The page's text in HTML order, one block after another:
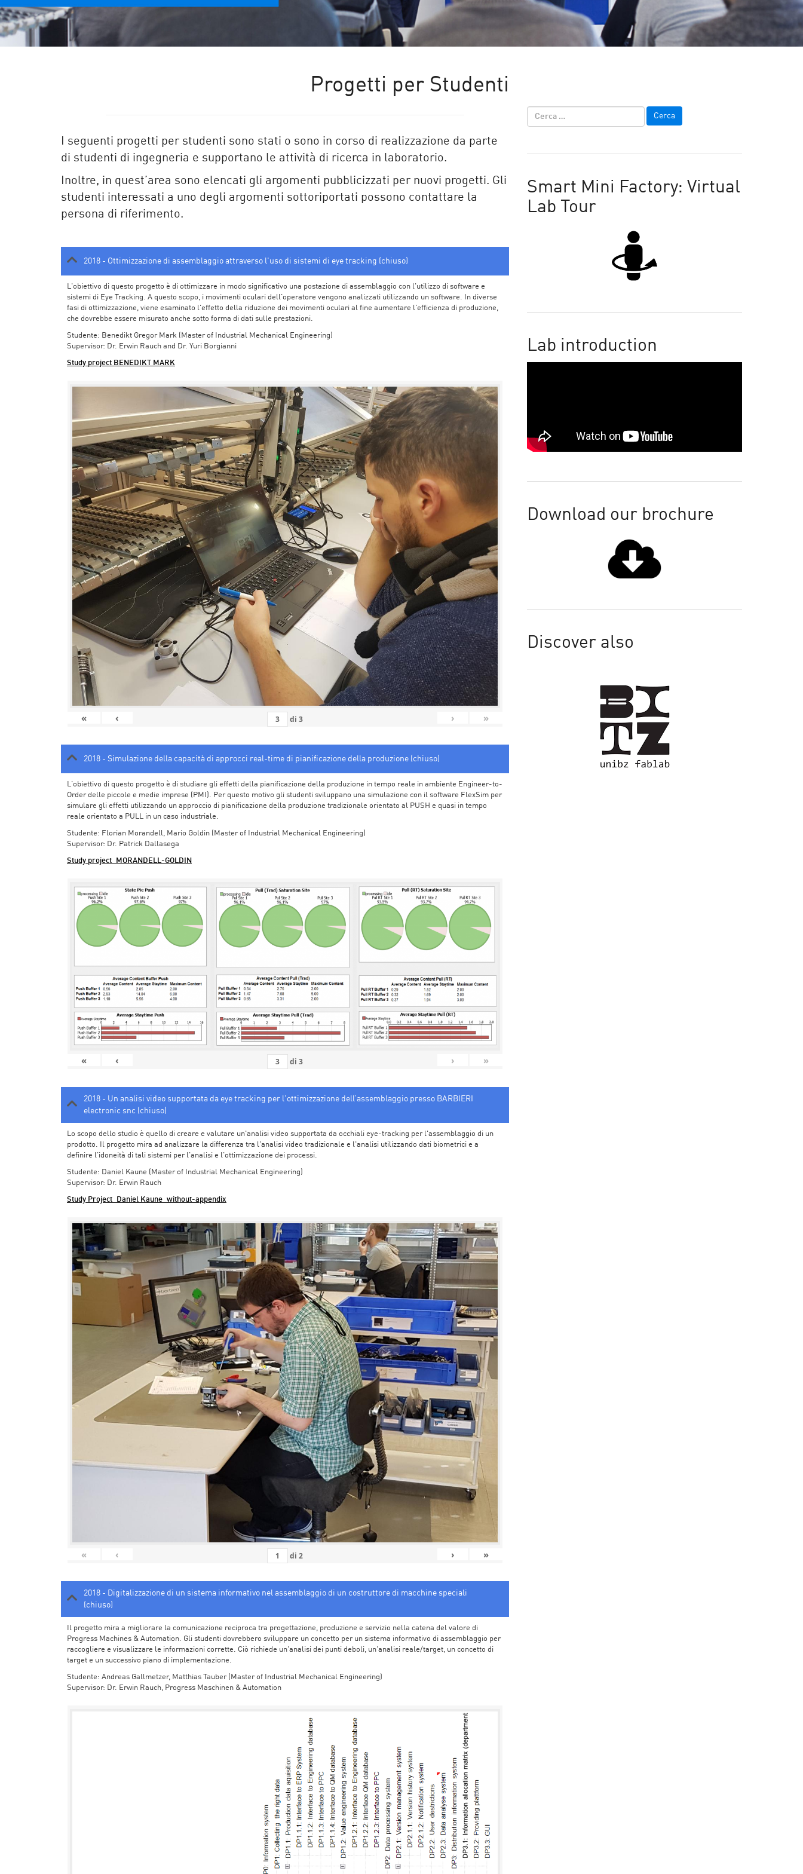
Progetti per Studenti
I seguenti progetti per studenti sono stati o sono in corso di realizzazione da parte
di studenti di ingegneria e supportano le attività di ricerca in laboratorio.
Inoltre, in quest’area sono elencati gli argomenti pubblicizzati per nuovi progetti. Gli
studenti interessati a uno degli argomenti sottoriportati possono contattare la
persona di riferimento.
2018 - Ottimizzazione di assemblaggio attraverso l'uso di sistemi di eye tracking (chiuso)
L'obiettivo di questo progetto è di ottimizzare in modo significativo una postazione di assemblaggio con l'utilizzo di software e
sistemi di Eye Tracking. A questo scopo, i movimenti oculari dell'operatore vengono analizzati utilizzando un software. In diverse
fasi di ottimizzazione, viene esaminato l'effetto della riduzione dei movimenti oculari al fine aumentare l'efficienza di produzione,
che dovrebbe essere misurato anche sotto forma di dati sulle prestazioni.
Studente: Benedikt Gregor Mark (Master of Industrial Mechanical Engineering)
Supervisor: Dr. Erwin Rauch and Dr. Yuri Borgianni
Study project BENEDIKT MARK
« ‹ di 3 › »
2018 - Simulazione della capacità di approcci real-time di pianificazione della produzione (chiuso)
L'obiettivo di questo progetto è di studiare gli effetti della pianificazione della produzione in tempo reale in ambiente Engineer-to-
Order delle piccole e medie imprese (PMI). Per questo motivo gli studenti sviluppano una simulazione con il software FlexSim per
simulare gli effetti utilizzando un approccio di pianificazione della produzione tradizionale orientato al PUSH e quasi in tempo
reale orientato a PULL in un caso industriale.
Studente: Florian Morandell, Mario Goldin (Master of Industrial Mechanical Engineering)
Supervisor: Dr. Patrick Dallasega
Study project_MORANDELL-GOLDIN
« ‹ di 3 › »
2018 - Un analisi video supportata da eye tracking per l'ottimizzazione dell’assemblaggio presso BARBIERI
electronic snc (chiuso)
Lo scopo dello studio è quello di creare e valutare un'analisi video supportata da occhiali eye-tracking per l'assemblaggio di un
prodotto. Il progetto mira ad analizzare la differenza tra l'analisi video tradizionale e l'analisi utilizzando dati biometrici e a
definire l'idoneità di tali sistemi per l'analisi e l'ottimizzazione dei processi.
Studente: Daniel Kaune (Master of Industrial Mechanical Engineering)
Supervisor: Dr. Erwin Rauch
Study Project_Daniel Kaune_without-appendix
« ‹ di 2 › »
2018 - Digitalizzazione di un sistema informativo nel assemblaggio di un costruttore di macchine speciali
(chiuso)
Il progetto mira a migliorare la comunicazione reciproca tra progettazione, produzione e servizio nella catena del valore di
Progress Machines & Automation. Gli studenti dovrebbero sviluppare un concetto per un sistema informativo di assemblaggio per
raccogliere e visualizzare le informazioni corrette. Ciò richiede un'analisi dei punti deboli, un'analisi reale/target, un concetto di
target e un successivo piano di implementazione.
Studente: Andreas Gallmetzer, Matthias Tauber (Master of Industrial Mechanical Engineering)
Supervisor: Dr. Erwin Rauch, Progress Maschinen & Automation
Smart Mini Factory: Virtual
Lab Tour
Lab introduction
Download our brochure
Discover also